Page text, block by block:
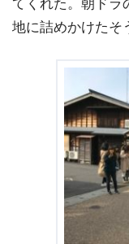
てくれた。朝ドラ
地に詰めかけたそ